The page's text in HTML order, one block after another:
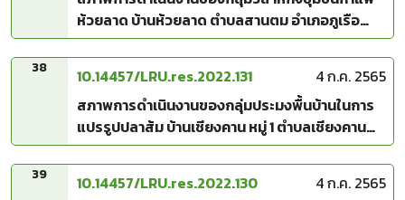
ห้วยลาด บ้านห้วยลาด ตำบลสานตม อำเภอภูเรือ
จังหวัดเลย
38 10.14457/LRU.res.2022.131
4 ก.ค. 2565
สภาพการดำเนินงานของกลุ่มประมงพื้นบ้านในการ
แปรรูปปลาส้ม บ้านเชียงคาน หมู่ 1 ตำบลเชียงคาน
อำเภอเชียงคาน จังหวัดเลย
39 10.14457/LRU.res.2022.130
4 ก.ค. 2565